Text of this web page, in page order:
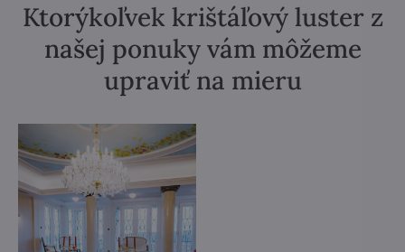
Ktorýkoľvek krištáľový luster z
našej ponuky vám môžeme
upraviť na mieru